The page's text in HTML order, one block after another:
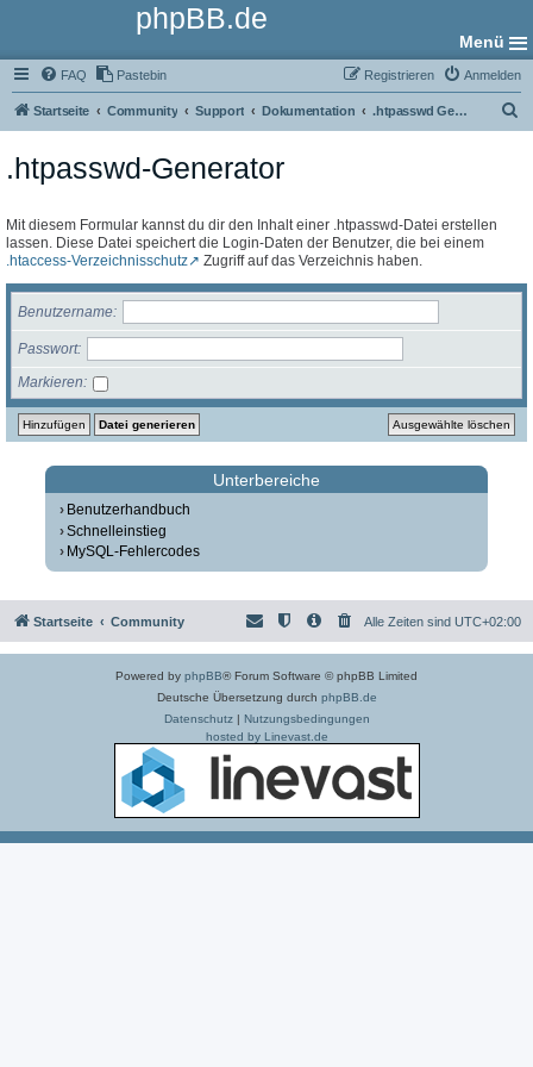
phpBB.de
Menü
FAQ Pastebin Anmelden
Registrieren
Startseite Community Support Dokumentation .htpasswd Generator
.htpasswd-Generator
Mit diesem Formular kannst du dir den Inhalt einer .htpasswd-Datei erstellen
lassen. Diese Datei speichert die Login-Daten der Benutzer, die bei einem
.htaccess-Verzeichnisschutz
Zugriff auf das Verzeichnis haben.
Benutzername
Passwort
Markieren
Unterbereiche
Benutzerhandbuch
Schnelleinstieg
MySQL-Fehlercodes
Startseite Community Alle Zeiten sind UTC+02:00
Powered by phpBB® Forum Software © phpBB Limited
Deutsche Übersetzung durch phpBB.de
Datenschutz|
Nutzungsbedingungen
hosted by Linevast.de